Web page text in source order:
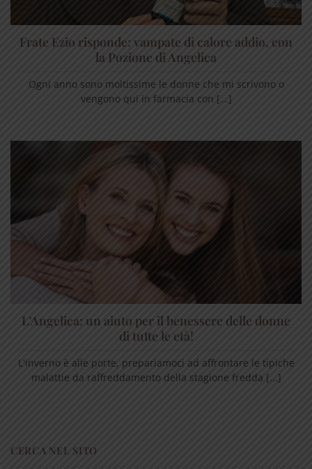
Frate Ezio risponde: vampate di calore addio, con
la Pozione di Angelica
Ogni anno sono moltissime le donne che mi scrivono o
vengono qui in farmacia con [...]
L’Angelica: un aiuto per il benessere delle donne
di tutte le età!
L'inverno è alle porte, prepariamoci ad affrontare le tipiche
malattie da raffreddamento della stagione fredda [...]
CERCA NEL SITO